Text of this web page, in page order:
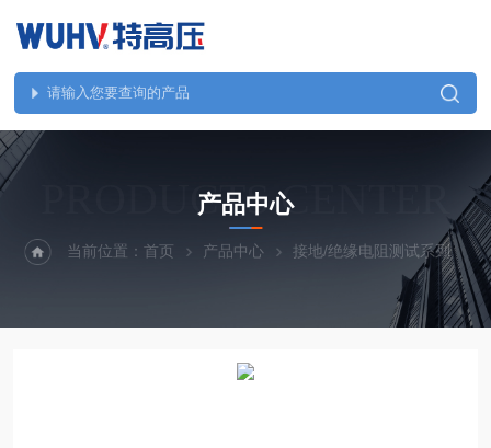
PRODUCTS CENTER
产品中心
当前位置：首页 产品中心 接地/绝缘电阻测试系列